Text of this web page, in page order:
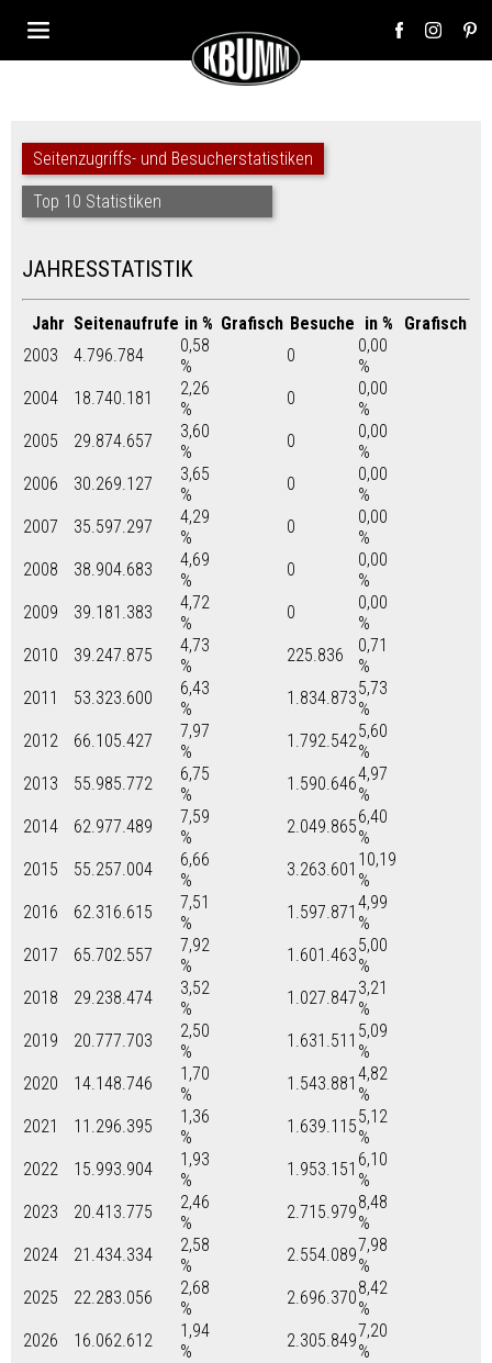
Seitenzugriffs- und Besucherstatistiken
Top 10 Statistiken
JAHRESSTATISTIK
Jahr Seitenaufrufe in % Grafisch Besuche in %
Grafisch
2003
4.796.784
0,58
%
0
0,00
%
2004
18.740.181
2,26
%
0
0,00
%
2005
29.874.657
3,60
%
0
0,00
%
2006
30.269.127
3,65
%
0
0,00
%
2007
35.597.297
4,29
%
0
0,00
%
2008
38.904.683
4,69
%
0
0,00
%
2009
39.181.383
4,72
%
0
0,00
%
2010
39.247.875
4,73
%
225.836
0,71
%
2011
53.323.600
6,43
%
1.834.8735,73
%
2012
66.105.427
7,97
%
1.792.5425,60
%
2013
55.985.772
6,75
%
1.590.6464,97
%
2014
62.977.489
7,59
%
2.049.8656,40
%
2015
55.257.004
6,66
%
3.263.601 10,19
%
2016
62.316.615
7,51
%
1.597.871 4,99
%
2017
65.702.557
7,92
%
1.601.4635,00
%
2018
29.238.474
3,52
%
1.027.8473,21
%
2019
20.777.703
2,50
%
1.631.511 5,09
%
2020
14.148.746
1,70
%
1.543.881 4,82
%
2021
11.296.395
1,36
%
1.639.1155,12
%
2022
15.993.904
1,93
%
1.953.151 6,10
%
2023
20.413.775
2,46
%
2.715.9798,48
%
2024
21.434.334
2,58
%
2.554.0897,98
%
2025
22.283.056
2,68
%
2.696.3708,42
%
2026
16.062.612
1,94
%
2.305.8497,20
%